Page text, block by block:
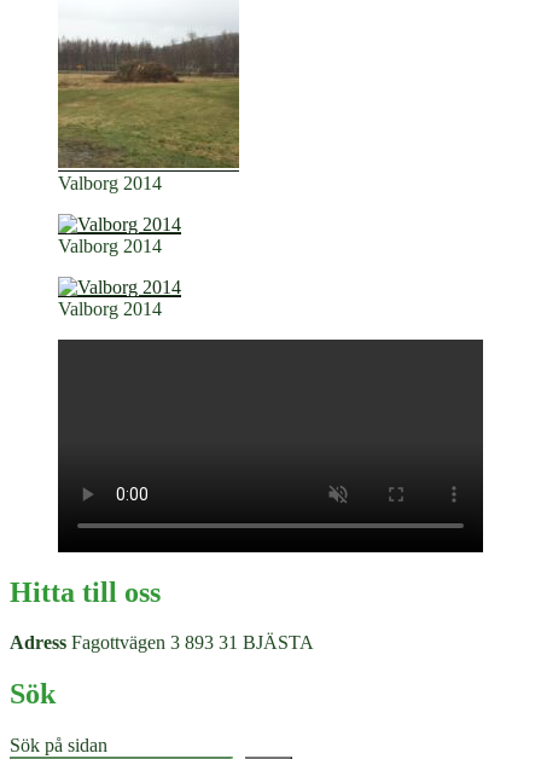
Valborg 2014
Valborg 2014
Valborg 2014
Hitta till oss
Adress Fagottvägen 3 893 31 BJÄSTA
Sök
Sök på sidan